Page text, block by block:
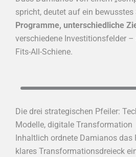
spricht, deutet auf ein bewusstes
Programme, unterschiedliche
verschiedene Investitionsfelder –
Fits-All-Schiene.
Die drei strategischen Pfeiler:
Modelle, digitale Transformation
Inhaltlich ordnete Damianos das
klares Transformationsdreieck